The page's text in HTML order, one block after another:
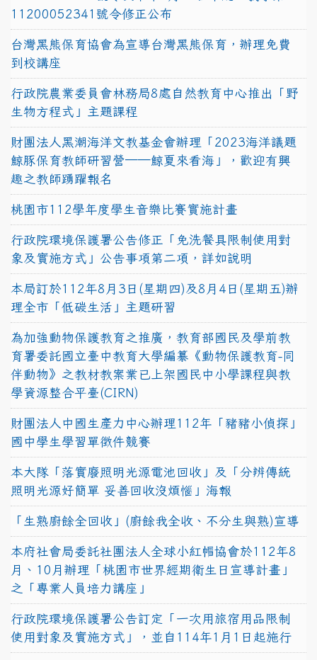
11200052341號令修正公布
台灣黑熊保育協會為宣導台灣黑熊保育，辦理免費
到校講座
行政院農業委員會林務局8處自然教育中心推出「野
生物方程式」主題課程
財團法人黑潮海洋文教基金會辦理「2023海洋議題
鯨豚保育教師研習營──鯨夏來看海」，歡迎有興
趣之教師踴躍報名
桃園市112學年度學生音樂比賽實施計畫
行政院環境保護署公告修正「免洗餐具限制使用對
象及實施方式」公告事項第二項，詳如說明
本局訂於112年8月3日(星期四)及8月4日(星期五)辦
理全市「低碳生活」主題研習
為加強動物保護教育之推廣，教育部國民及學前教
育署委託國立臺中教育大學編纂《動物保護教育-同
伴動物》之教材教案業已上架國民中小學課程與教
學資源整合平臺(CIRN)
財團法人中國生產力中心辦理112年「豬豬小偵探」
國中學生學習單徵件競賽
本大隊「落實廢照明光源電池回收」及「分辨傳統
照明光源好簡單 妥善回收沒煩惱」海報
「生熟廚餘全回收」(廚餘我全收、不分生與熟)宣導
本府社會局委託社團法人全球小紅帽協會於112年8
月、10月辦理「桃園市世界經期衛生日宣導計畫」
之「專業人員培力講座」
行政院環境保護署公告訂定「一次用旅宿用品限制
使用對象及實施方式」，並自114年1月1日起施行